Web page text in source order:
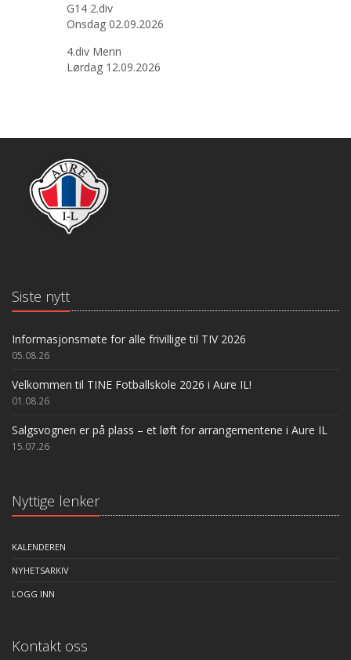
G14 2.div
Onsdag 02.09.2026
4.div Menn
Lørdag 12.09.2026
Siste nytt
Informasjonsmøte for alle frivillige til TIV 2026
05.08.26
Velkommen til TINE Fotballskole 2026 i Aure IL!
01.08.26
Salgsvognen er på plass – et løft for arrangementene i Aure IL
15.07.26
Nyttige lenker
KALENDEREN
NYHETSARKIV
LOGG INN
Kontakt oss